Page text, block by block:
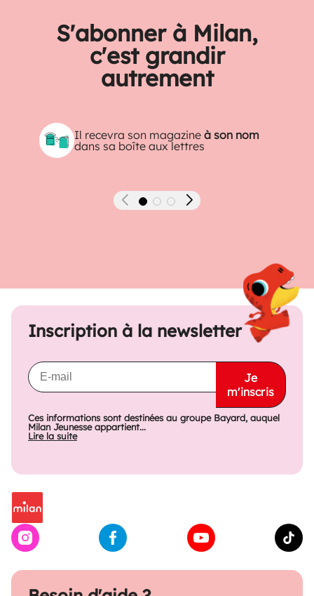
S'abonner à Milan,
c'est grandir
autrement
Il recevra son magazineà son nom
dans sa boîte aux lettres
Précédent Suivant
Inscription à la newsletter
Je
m'inscris
Ces informations sont destinées au groupe Bayard, auquel
Milan Jeunesse appartient...
Lire la suite